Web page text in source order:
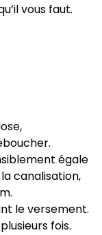
vous faut.
égale
canalisation,
le versement.
fois.